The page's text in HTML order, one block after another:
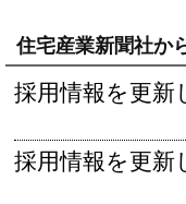
住宅産業新聞社か
採用情報を更新
採用情報を更新